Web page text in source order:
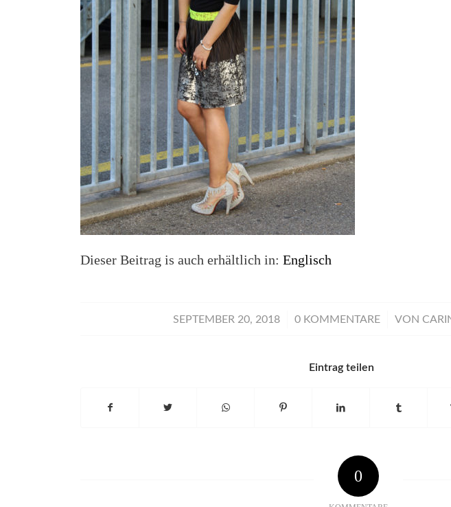
Dieser Beitrag is auch erhältlich in:Englisch
SEPTEMBER 20, 2018
/ 0 KOMMENTARE
/ VON
Eintrag teilen
0